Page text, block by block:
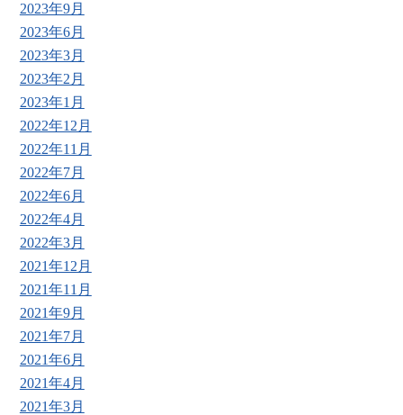
2023年9月
2023年6月
2023年3月
2023年2月
2023年1月
2022年12月
2022年11月
2022年7月
2022年6月
2022年4月
2022年3月
2021年12月
2021年11月
2021年9月
2021年7月
2021年6月
2021年4月
2021年3月